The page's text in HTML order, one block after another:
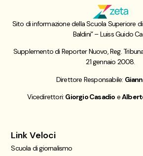
Sito di informazione della Scuola Superiore
Baldini” – Luiss Guido
Supplemento di Reporter Nuovo, Reg.
21 gennaio 2008.
Direttore Responsabile:
Vicedirettori: Giorgio Casadio e
Link Veloci
Scuola di giornalismo